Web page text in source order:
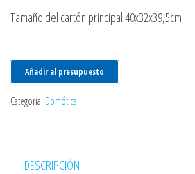
Tamaño del cartón principal:40x32x39,5cm
Añadir al presupuesto
Categoría: Domótica
DESCRIPCIÓN